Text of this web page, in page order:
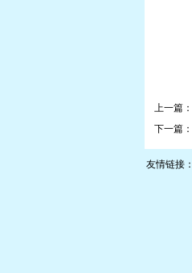
上一篇：
下一篇：
友情链接：